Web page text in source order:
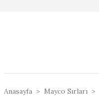
Anasayfa Mayco Sırları